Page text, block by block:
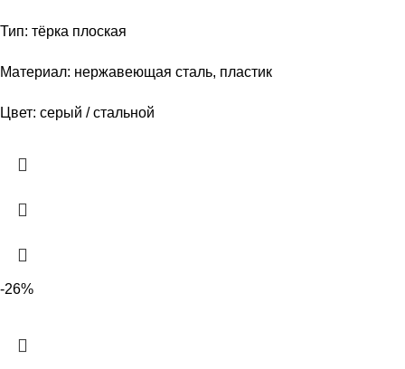
Тип: тёрка плоская
Материал: нержавеющая сталь, пластик
Цвет: серый / стальной
-26%